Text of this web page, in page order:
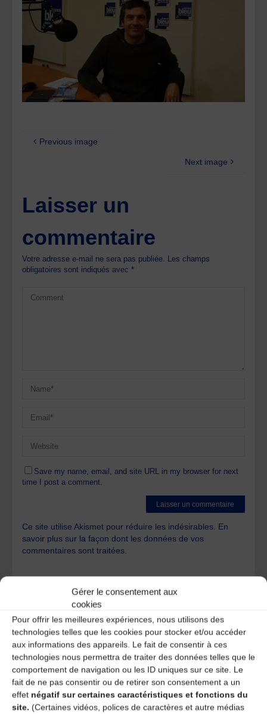
Gérer le consentement aux
cookies
Pour offrir les meilleures expériences, nous utilisons des
technologies telles que les cookies pour stocker et/ou accéder
aux informations des appareils. Le fait de consentir à ces
technologies nous permettra de traiter des données telles que le
comportement de navigation ou les ID uniques sur ce site. Le
fait de ne pas consentir ou de retirer son consentement a un
effet négatif sur certaines caractéristiques et fonctions du
site. (Certaines vidéos, polices de caractères et autre médias
Previous image
Next image
Laisser un
commentaire
Votre adresse e-mail ne sera pas publiée. Les champs
obligatoires sont indiqués avec*
Save my name, email, and site URL in my browser for next
time I post a comment.
Ce site utilise Akismet pour réduire les indésirables. En
savoir plus sur la façon dont les données de vos
commentaires sont traitées.
A DECOUVRIR :